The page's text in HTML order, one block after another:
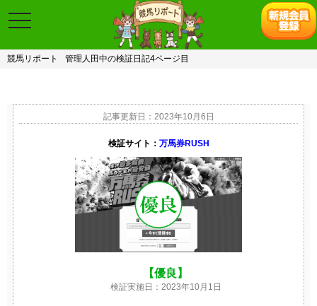
toggle
navigation
競馬リポート 管理人田中の検証日記4ページ目
記事更新日：2023年10月6日
検証サイト： 万馬券RUSH
【優良】
検証実施日：2023年10月1日